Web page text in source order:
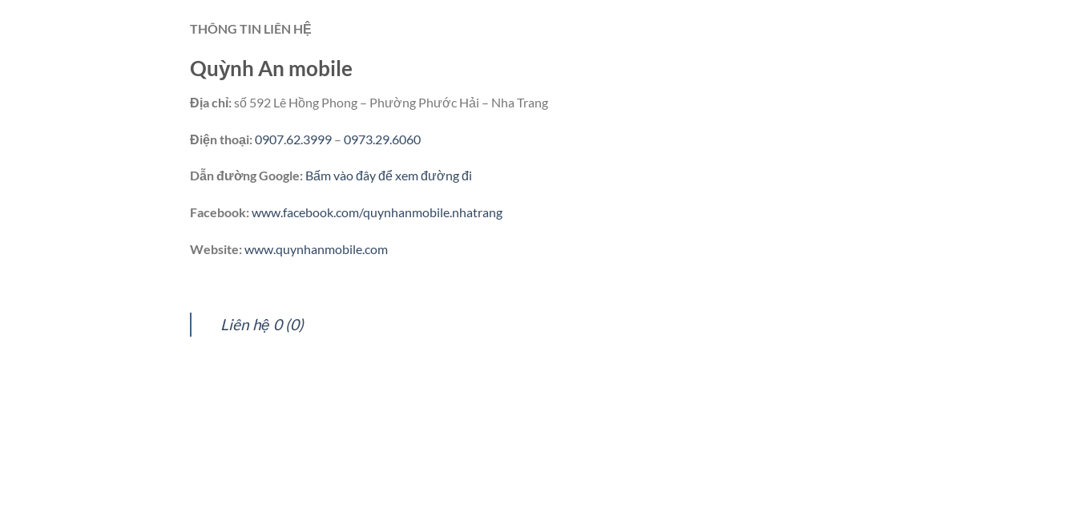
THÔNG TIN LIÊN HỆ
Quỳnh An mobile
Địa chỉ:số 592 Lê Hồng Phong – Phường Phước Hải – Nha Trang
Điện thoại:0907.62.3999 – 0973.29.6060
Dẫn đường Google: Bấm vào đây để xem đường đi
Facebook:www.facebook.com/quynhanmobile.nhatrang
Website:www.quynhanmobile.com
Liên hệ 0 (0)